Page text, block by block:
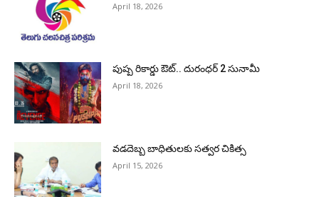
April 18, 2026
పుష్ప రికార్డు ఔట్‌.. దురంధ‌ర్ 2 సునామీ
April 18, 2026
వడదెబ్బ బాధితులకు సత్వర చికిత్స
April 15, 2026